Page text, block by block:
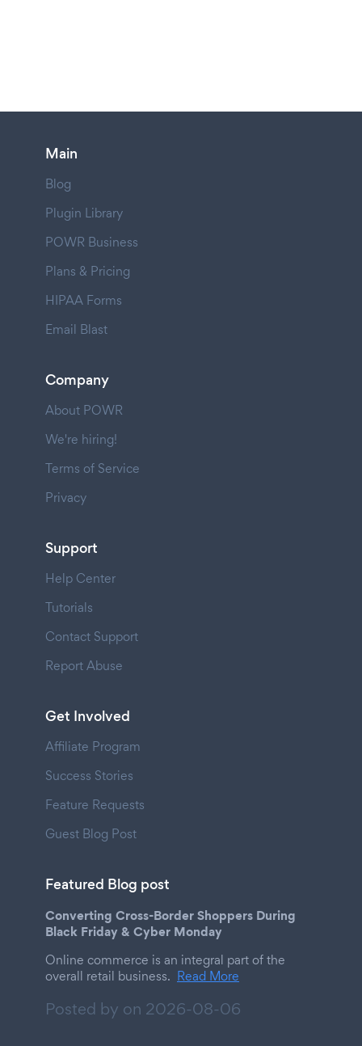
Main
Blog
Plugin Library
POWR Business
Plans & Pricing
HIPAA Forms
Email Blast
Company
About POWR
We're hiring!
Terms of Service
Privacy
Support
Help Center
Tutorials
Contact Support
Report Abuse
Get Involved
Affiliate Program
Success Stories
Feature Requests
Guest Blog Post
Featured Blog post
Converting Cross-Border Shoppers During
Black Friday & Cyber Monday
Online commerce is an integral part of the
overall retail business. Read More
Posted by on 2026-08-06